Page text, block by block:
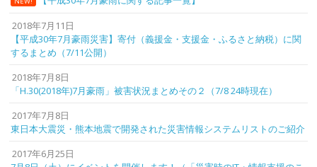
2018年7月11日
【平成30年7月豪雨災害】寄付（義援金・支援金・ふるさと納税）に関
するまとめ（7/11公開）
2018年7月8日
「H.30(2018年)7月豪雨」被害状況まとめその２（7/8 24時現在）
2017年7月8日
東日本大震災・熊本地震で開発された災害情報システムリストのご紹介
2017年6月25日